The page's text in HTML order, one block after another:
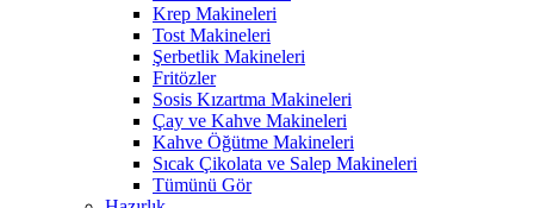
Krep Makineleri
Tost Makineleri
Şerbetlik Makineleri
Fritözler
Sosis Kızartma Makineleri
Çay ve Kahve Makineleri
Kahve Öğütme Makineleri
Sıcak Çikolata ve Salep Makineleri
Tümünü Gör